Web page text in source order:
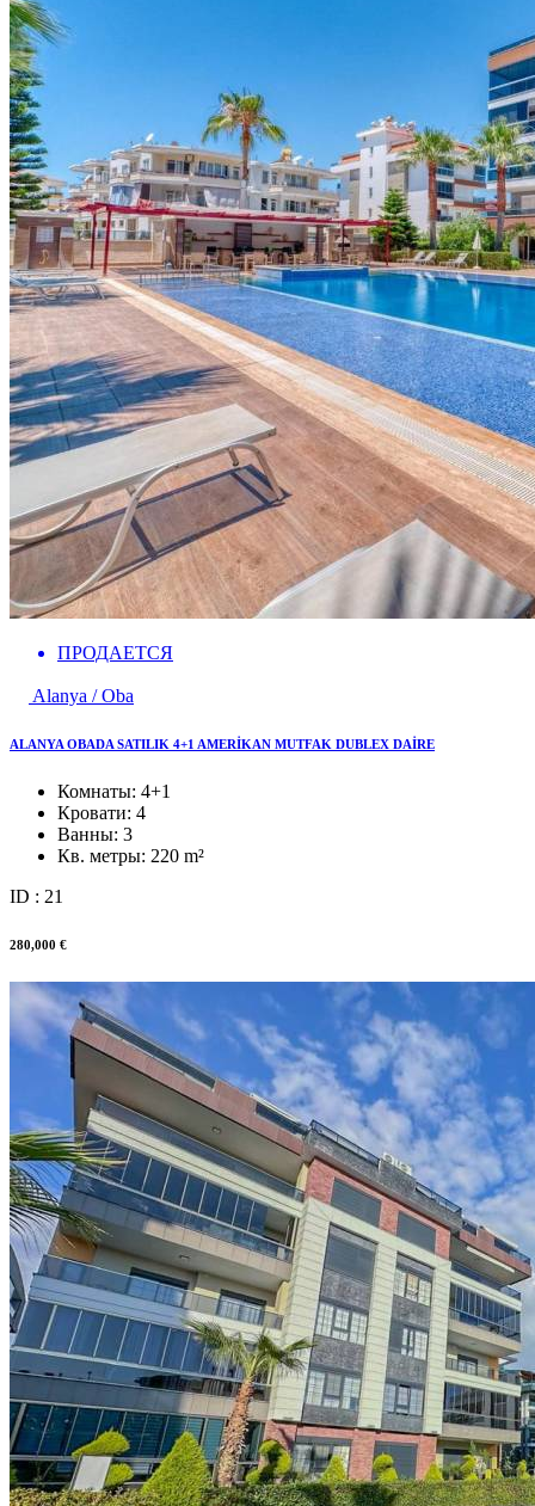
ПРОДАЕТСЯ
Alanya / Oba
ALANYA OBADA SATILIK 4+1 AMERİKAN MUTFAK DUBLEX DAİRE
Комнаты: 4+1
Кровати: 4
Ванны: 3
Кв. метры: 220 m²
ID : 21
280,000 €